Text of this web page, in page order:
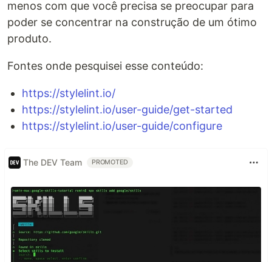
menos com que você precisa se preocupar para
poder se concentrar na construção de um ótimo
produto.
Fontes onde pesquisei esse conteúdo:
https://stylelint.io/
https://stylelint.io/user-guide/get-started
https://stylelint.io/user-guide/configure
The DEV Team PROMOTED